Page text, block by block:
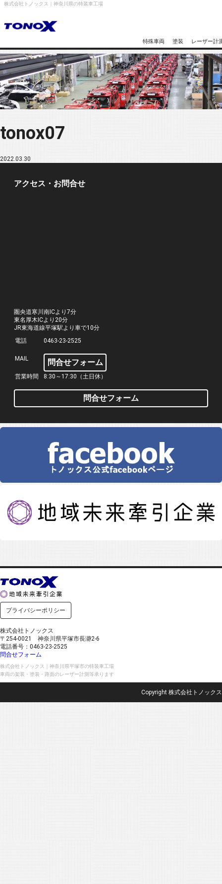
株式会社トノックス｜神奈川県の特装車工場
特殊車両 塗装 レーザー計
tonox07
2022.03.30
アクセス・お問合せ
圏央道寒川南ICより7分
東名厚木ICより20分
JR東海道線平塚駅より車で10分
電話
0463-23-2525
MAIL 問合せフォーム
営業時間 8:30～17:30（土日休）
問合せフォーム
プライバシーポリシー
株式会社トノックス
〒254-0021 神奈川県平塚市長瀞2-6
電話番号：0463-23-2525
問合せフォーム
株式会社トノックス｜神奈川県平塚市の特装車工場
車両の架装・塗装・路面のレーザー計測等承ります
Copyright 株式会社トノックス